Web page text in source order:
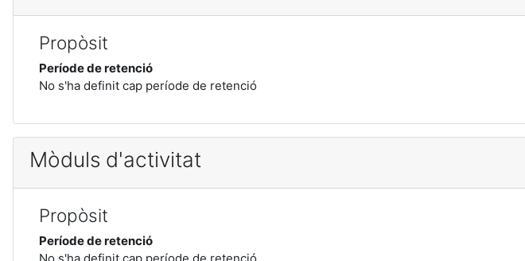
Propòsit
Període de retenció
No s'ha definit cap període de retenció
Mòduls d'activitat
Propòsit
Període de retenció